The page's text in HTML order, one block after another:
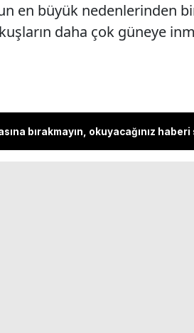
en büyük nedenlerinden
daha çok güneye
bırakmayın, okuyacağınız